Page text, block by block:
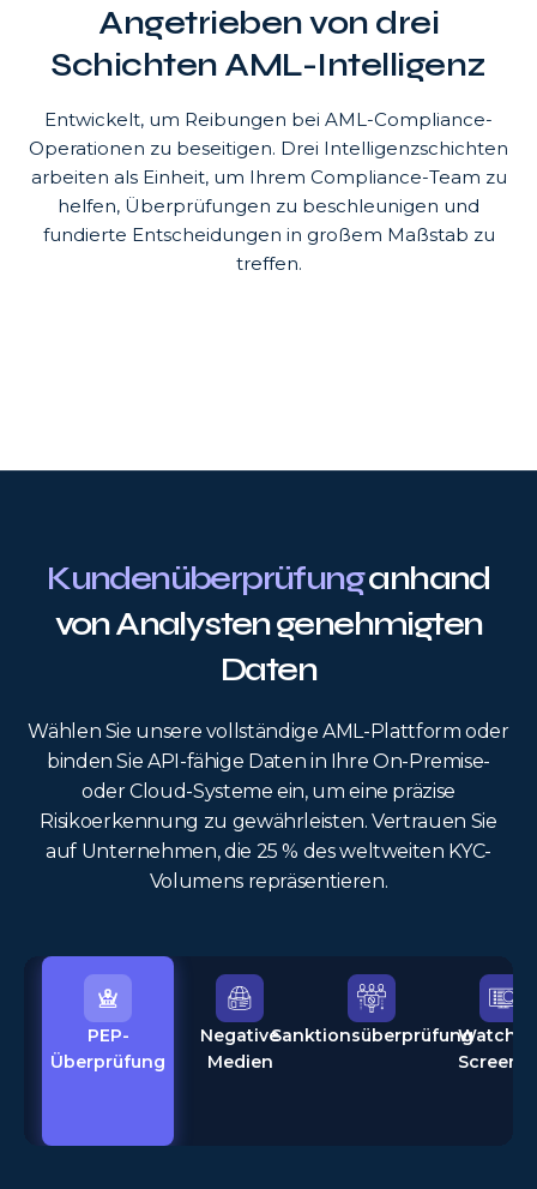
Angetrieben von drei
Schichten AML-Intelligenz
Entwickelt, um Reibungen bei AML-Compliance-
Operationen zu beseitigen. Drei Intelligenzschichten
arbeiten als Einheit, um Ihrem Compliance-Team zu
helfen, Überprüfungen zu beschleunigen und
fundierte Entscheidungen in großem Maßstab zu
treffen.
Kundenüberprüfunganhand
von Analysten genehmigten
Daten
Wählen Sie unsere vollständige AML-Plattform oder
binden Sie API-fähige Daten in Ihre On-Premise-
oder Cloud-Systeme ein, um eine präzise
Risikoerkennung zu gewährleisten. Vertrauen Sie
auf Unternehmen, die 25 % des weltweiten KYC-
Volumens repräsentieren.
PEP-
Überprüfung
Negative
Medien
Sanktionsüberprüfung